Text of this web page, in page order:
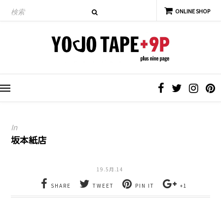
In
坂本紙店
19.5月.14
SHARE TWEET PIN IT +1